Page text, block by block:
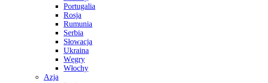
Portugalia
Rosja
Rumunia
Serbia
Słowacja
Ukraina
Węgry
Włochy
Azja